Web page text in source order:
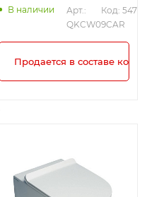
В наличии
Арт.:
QKCW09CAR
Код: 54775
Продается в составе